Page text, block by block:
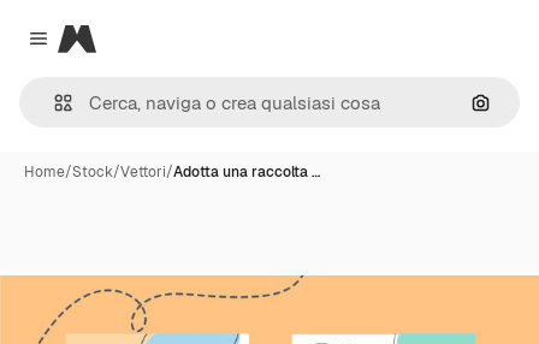
Close menu
Magnific
Cerca
Home/Stock/Vettori/Adotta una raccolta …